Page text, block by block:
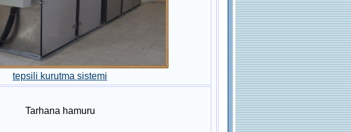
tepsili kurutma sistemi
Tarhana hamuru